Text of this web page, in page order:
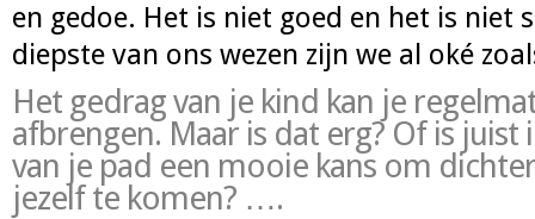
en gedoe. Het is niet goed en het is niet
diepste van ons wezen zijn we al oké
Het gedrag van je kind kan je
afbrengen. Maar is dat erg? Of is juist
van je pad een mooie kans om
jezelf te komen? ….